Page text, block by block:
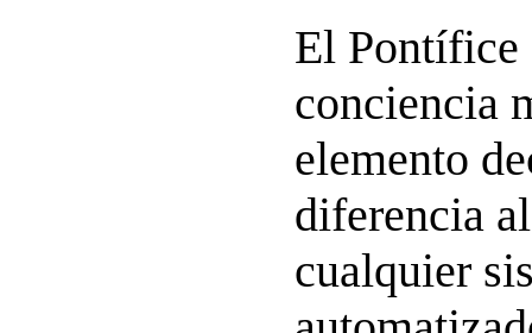
El Pontífice
conciencia
elemento
diferencia
cualquier